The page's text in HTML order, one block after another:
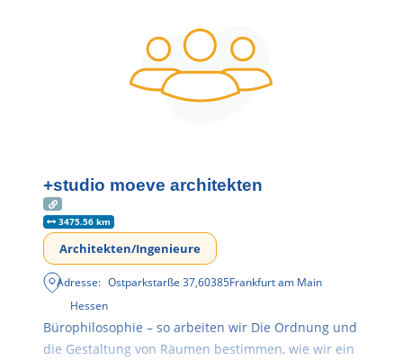
+studio moeve architekten
3475.56 km
Architekten/Ingenieure
Adresse: Ostparkstarße 37,60385Frankfurt am Main
Hessen
Bürophilosophie – so arbeiten wir Die Ordnung und
die Gestaltung von Räumen bestimmen, wie wir ein